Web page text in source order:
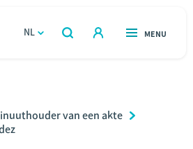
NL
OPEN
ZOEKEN
OPEN
MENU
van een akte